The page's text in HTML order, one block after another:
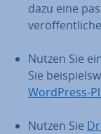
dazu eine
Nutzen Sie
Sie
WordPress-
Nutzen Sie